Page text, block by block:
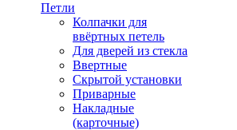
Петли
Колпачки для
ввёртных петель
Для дверей из стекла
Ввертные
Скрытой установки
Приварные
Накладные
(карточные)